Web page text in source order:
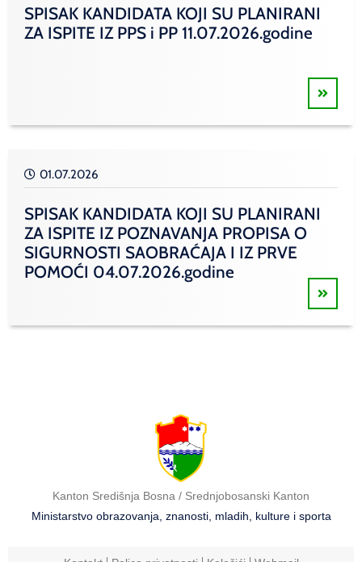
SPISAK KANDIDATA KOJI SU PLANIRANI
ZA ISPITE IZ PPS i PP 11.07.2026.godine
01.07.2026
SPISAK KANDIDATA KOJI SU PLANIRANI
ZA ISPITE IZ POZNAVANJA PROPISA O
SIGURNOSTI SAOBRAĆAJA I IZ PRVE
POMOĆI 04.07.2026.godine
Kanton Središnja Bosna / Srednjobosanski Kanton
Ministarstvo obrazovanja, znanosti, mladih, kulture i sporta